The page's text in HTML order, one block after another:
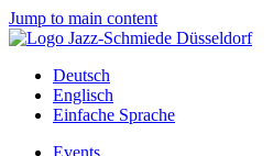
Jump to main content
Deutsch
Englisch
Einfache Sprache
Events